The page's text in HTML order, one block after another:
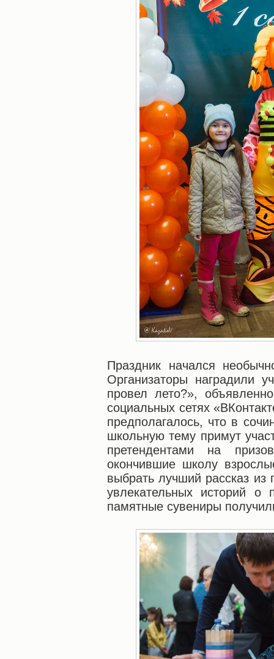
Праздник начался
Организаторы наградили
провел лето?»,
социальных сетях
предполагалось, что в
школьную тему примут
претендентами на
окончившие школу
выбрать лучший рассказ из
увлекательных историй
памятные сувениры